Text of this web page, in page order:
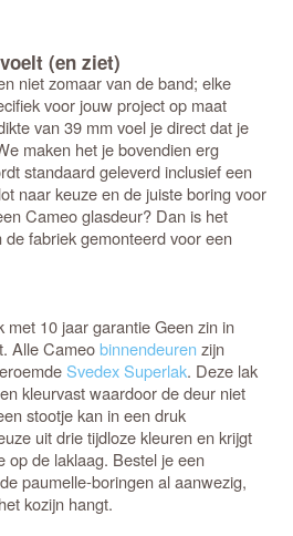
(en ziet)
niet zomaar van de band; elke
voor jouw project op maat
van 39 mm voel je direct dat je
maken het je bovendien erg
standaard geleverd inclusief een
naar keuze en de juiste boring voor
Cameo glasdeur? Dan is het
fabriek gemonteerd voor een
10 jaar garantie Geen zin in
Alle Cameobinnendeuren zijn
Svedex Superlak. Deze lak
kleurvast waardoor de deur niet
stootje kan in een druk
uit drie tijdloze kleuren en krijgt
op de laklaag. Bestel je een
paumelle-boringen al aanwezig,
kozijn hangt.